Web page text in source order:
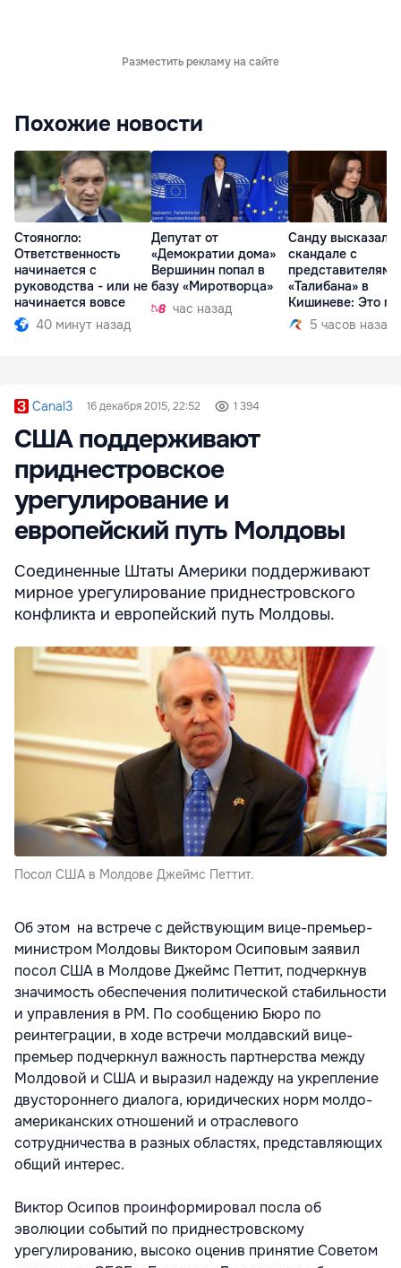
Разместить рекламу на сайте
Похожие новости
Стояногло:
Ответственность
начинается с
руководства - или не
начинается вовсе
40 минут назад
Депутат от
«Демократии дома»
Вершинин попал в
базу «Миротворца»
час назад
Санду
скандале с
представителями
«Талибана» в
Кишиневе: Это
5 часов назад
Canal3 16 декабря 2015, 22:52 1 394
США поддерживают
приднестровское
урегулирование и
европейский путь Молдовы
Соединенные Штаты Америки поддерживают
мирное урегулирование приднестровского
конфликта и европейский путь Молдовы.
Посол США в Молдове Джеймс Петтит.
Об этом на встрече с действующим вице-премьер-
министром Молдовы Виктором Осиповым заявил
посол США в Молдове Джеймс Петтит, подчеркнув
значимость обеспечения политической стабильности
и управления в РМ. По сообщению Бюро по
реинтеграции, в ходе встречи молдавский вице-
премьер подчеркнул важность партнерства между
Молдовой и США и выразил надежду на укрепление
двустороннего диалога, юридических норм молдо-
американских отношений и отраслевого
сотрудничества в разных областях, представляющих
общий интерес.
Виктор Осипов проинформировал посла об
эволюции событий по приднестровскому
урегулированию, высоко оценив принятие Советом